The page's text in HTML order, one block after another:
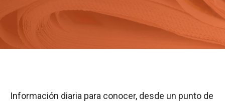
Información diaria para conocer, desde un punto de